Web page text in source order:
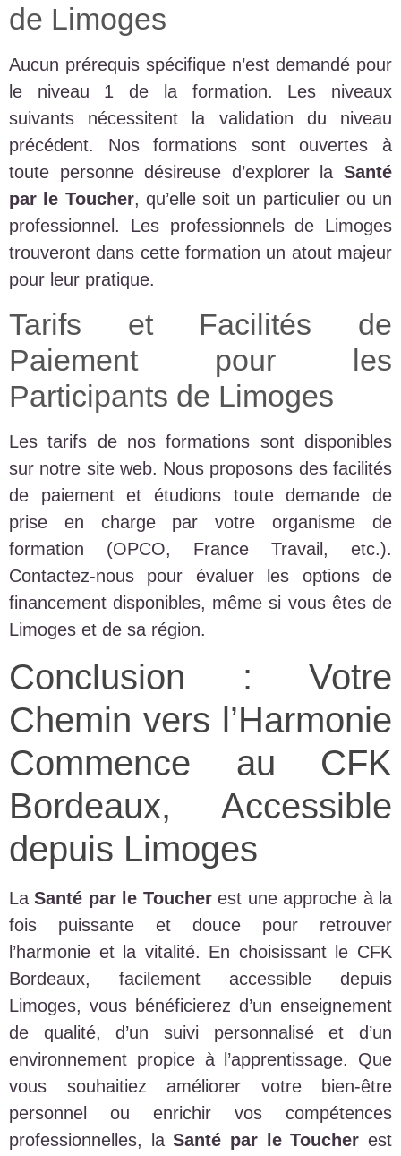
de Limoges
Aucun prérequis spécifique n’est demandé pour
le niveau 1 de la formation. Les niveaux
suivants nécessitent la validation du niveau
précédent. Nos formations sont ouvertes à
toute personne désireuse d’explorer la Santé
par le Toucher, qu’elle soit un particulier ou un
professionnel. Les professionnels de Limoges
trouveront dans cette formation un atout majeur
pour leur pratique.
Tarifs et Facilités de
Paiement pour les
Participants de Limoges
Les tarifs de nos formations sont disponibles
sur notre site web. Nous proposons des facilités
de paiement et étudions toute demande de
prise en charge par votre organisme de
formation (OPCO, France Travail, etc.).
Contactez-nous pour évaluer les options de
financement disponibles, même si vous êtes de
Limoges et de sa région.
Conclusion : Votre
Chemin vers l’Harmonie
Commence au CFK
Bordeaux, Accessible
depuis Limoges
LaSanté par le Toucherest une approche à la
fois puissante et douce pour retrouver
l’harmonie et la vitalité. En choisissant le CFK
Bordeaux, facilement accessible depuis
Limoges, vous bénéficierez d’un enseignement
de qualité, d’un suivi personnalisé et d’un
environnement propice à l’apprentissage. Que
vous souhaitiez améliorer votre bien-être
personnel ou enrichir vos compétences
professionnelles, laSanté par le Toucher est